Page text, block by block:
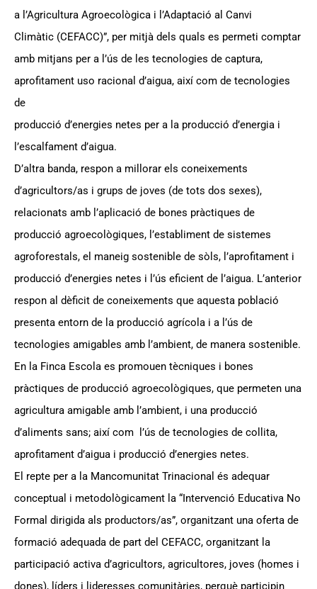
a l’Agricultura Agroecològica i l’Adaptació al Canvi
Climàtic (CEFACC)”, per mitjà dels quals es permeti comptar
amb mitjans per a l’ús de les tecnologies de captura,
aprofitament uso racional d’aigua, així com de tecnologies
de
producció d’energies netes per a la producció d’energia i
l’escalfament d’aigua.
D’altra banda, respon a millorar els coneixements
d’agricultors/as i grups de joves (de tots dos sexes),
relacionats amb l’aplicació de bones pràctiques de
producció agroecològiques, l’establiment de sistemes
agroforestals, el maneig sostenible de sòls, l’aprofitament i
producció d’energies netes i l’ús eficient de l’aigua. L’anterior
respon al dèficit de coneixements que aquesta població
presenta entorn de la producció agrícola i a l’ús de
tecnologies amigables amb l’ambient, de manera sostenible.
En la Finca Escola es promouen tècniques i bones
pràctiques de producció agroecològiques, que permeten una
agricultura amigable amb l’ambient, i una producció
d’aliments sans; així com l’ús de tecnologies de collita,
aprofitament d’aigua i producció d’energies netes.
El repte per a la Mancomunitat Trinacional és adequar
conceptual i metodològicament la “Intervenció Educativa No
Formal dirigida als productors/as”, organitzant una oferta de
formació adequada de part del CEFACC, organitzant la
participació activa d’agricultors, agricultores, joves (homes i
dones), líders i lideresses comunitàries, perquè participin